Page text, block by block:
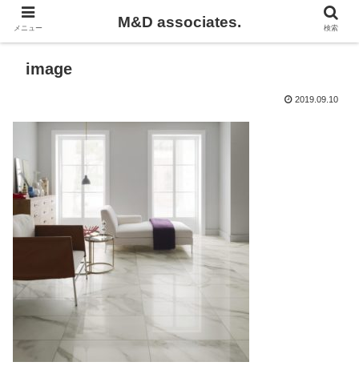
image
2019.09.10
メニュー M&D associates. 検索